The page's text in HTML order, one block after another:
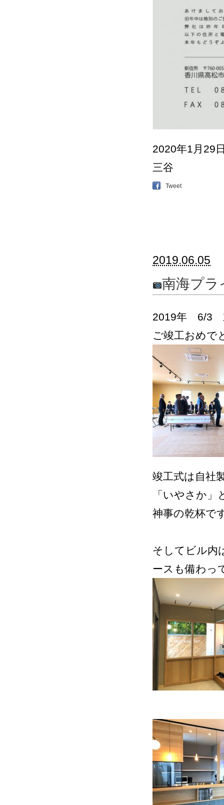
2020年1月29
三谷
Tweet
2019.06.05
南海プラ
2019年 6/3
ご竣工おめで
竣工式は自社
「いやさか
神事の乾杯で
そしてビル内
ースも備わっ